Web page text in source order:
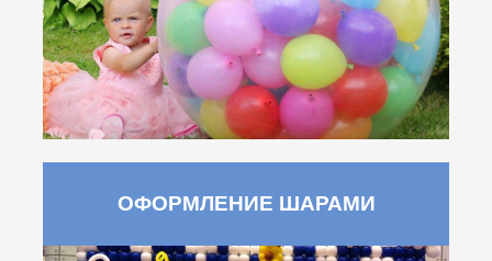
ОФОРМЛЕНИЕ ШАРАМИ